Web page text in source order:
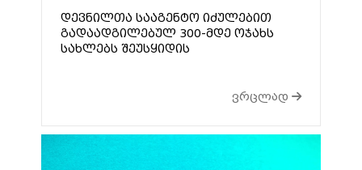
დევნილთა სააგენტო იძულებით
გადაადგილებულ 300-მდე ოჯახს
სახლებს შეუსყიდის
ვრცლად